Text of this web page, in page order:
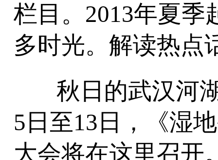
栏目。2013年夏季
多时光。解读热点
秋日的武汉河
5日至13日，《湿
大会将在这里召开